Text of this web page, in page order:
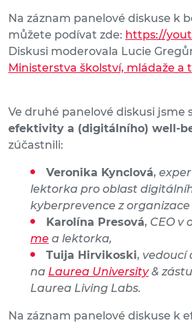
Na záznam panelové diskuse k
můžete podívat zde: https://
Diskusi moderovala Lucie
Ministerstva školství, mládaže a
Ve druhé panelové diskusi jsme
efektivity a (digitálního) well-
zúčastnili:
Veronika Kynclová,
lektorka pro oblast
kyberprevence z organizace
Karolína Presová, CEO v
me a lektorka,
Tuija Hirvikoski, vedoucí
na Laurea University&
Laurea Living Labs.
Na záznam panelové diskuse k